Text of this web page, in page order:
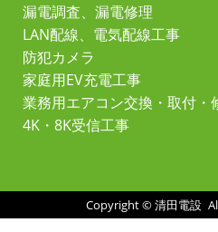
漏電調査、漏電修理
LAN配線、電気配線工事
防犯カメラ
家庭用EV充電工事
業務用エアコン交換・取付・
4K・8K受信工事
Copyright ©清田電設